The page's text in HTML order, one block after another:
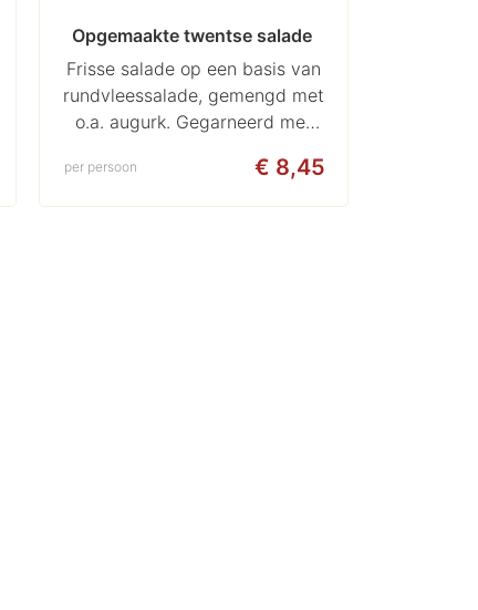
Opgemaakte twentse salade
Frisse salade op een basis van
rundvleessalade, gemengd met
o.a. augurk. Gegarneerd met
€ 8,45
per persoon